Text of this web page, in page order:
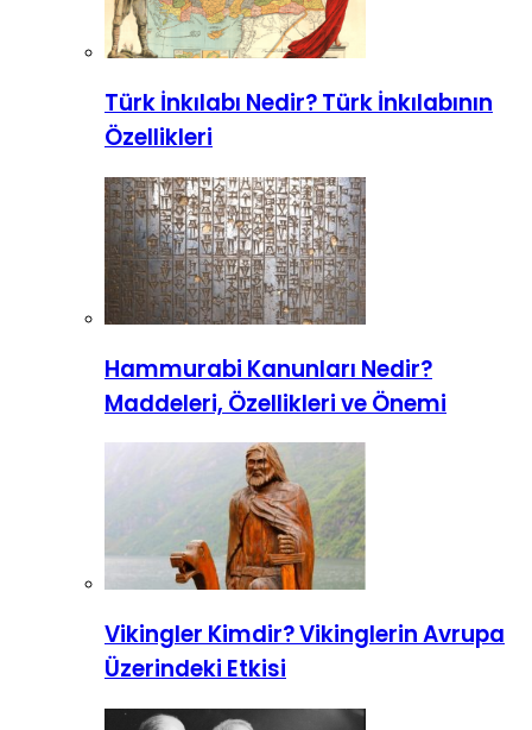
Türk İnkılabı Nedir? Türk İnkılabının
Özellikleri
Hammurabi Kanunları Nedir?
Maddeleri, Özellikleri ve Önemi
Vikingler Kimdir? Vikinglerin Avrupa
Üzerindeki Etkisi